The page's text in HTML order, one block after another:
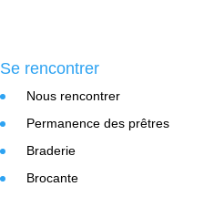
Se rencontrer
Nous rencontrer
Permanence des prêtres
Braderie
Brocante